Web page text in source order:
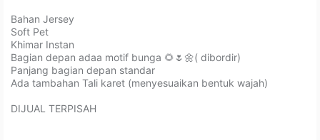
Bahan Jersey ⁣⁣⁣⁣
Soft Pet ⁣⁣⁣⁣
Khimar Instan ⁣⁣⁣⁣
Bagian depan adaa motif bunga 🌻🌷🌼( dibordir)⁣⁣⁣⁣
Panjang bagian depan standar⁣⁣⁣⁣⁣⁣⁣⁣
Ada tambahan Tali karet (menyesuaikan bentuk wajah) ⁣⁣⁣⁣
DIJUAL TERPISAH⁣⁣⁣⁣⁣⁣